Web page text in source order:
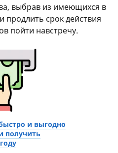
выбрав из имеющихся в
продлить срок действия
пойти навстречу.
и выгодно
получить